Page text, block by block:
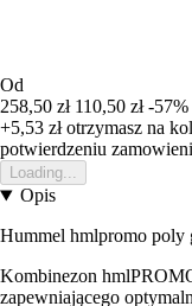
Od
258,50 zł 110,50 zł -57%
+5,53 złotrzymasz na
potwierdzeniu
Loading...
Opis
Hummel hmlpromo poly
Kombinezon
zapewniającego